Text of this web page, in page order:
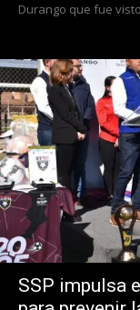
Durango que fue
SSP impulsa